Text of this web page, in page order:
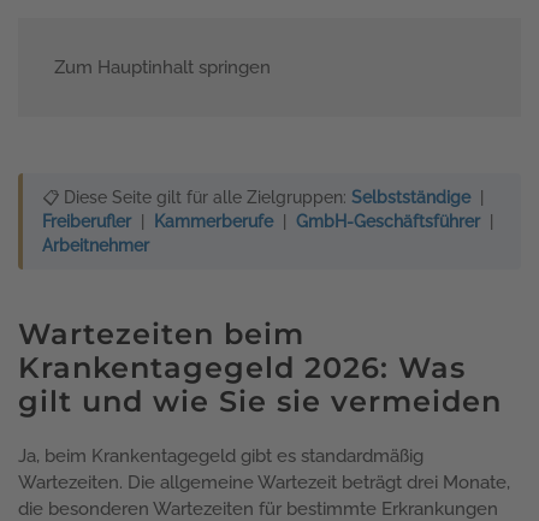
Zum Hauptinhalt springen
📋 Diese Seite gilt für alle Zielgruppen: Selbstständige|
Freiberufler| Kammerberufe| GmbH-Geschäftsführer|
Arbeitnehmer
Wartezeiten beim
Krankentagegeld 2026: Was
gilt und wie Sie sie vermeiden
Ja, beim Krankentagegeld gibt es standardmäßig
Wartezeiten. Die allgemeine Wartezeit beträgt drei Monate,
die besonderen Wartezeiten für bestimmte Erkrankungen